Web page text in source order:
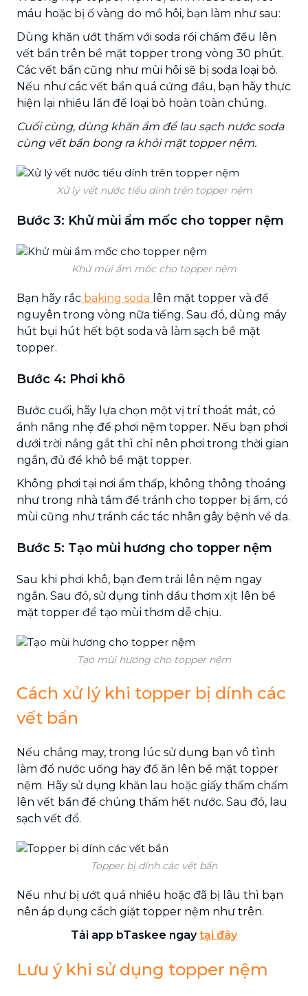
máu hoặc bị ố vàng do mồ hôi, bạn làm như sau:
Dùng khăn ướt thấm với soda rồi chấm đều lên
vết bẩn trên bề mặt topper trong vòng 30 phút.
Các vết bẩn cũng như mùi hôi sẽ bị soda loại bỏ.
Nếu như các vết bẩn quá cứng đầu, bạn hãy thực
hiện lại nhiều lần để loại bỏ hoàn toàn chúng.
Cuối cùng, dùng khăn ẩm để lau sạch nước soda
cùng vết bẩn bong ra khỏi mặt topper nệm.
Xử lý vết nước tiểu dính trên topper nệm
Bước 3: Khử mùi ẩm mốc cho topper nệm
Khử mùi ẩm mốc cho topper nệm
Bạn hãy rắc baking soda lên mặt topper và để
nguyên trong vòng nữa tiếng. Sau đó, dùng máy
hút bụi hút hết bột soda và làm sạch bề mặt
topper.
Bước 4: Phơi khô
Bước cuối, hãy lựa chọn một vị trí thoát mát, có
ánh nắng nhẹ để phơi nệm topper. Nếu bạn phơi
dưới trời nắng gắt thì chỉ nên phơi trong thời gian
ngắn, đủ để khô bề mặt topper.
Không phơi tại nơi ẩm thấp, không thông thoáng
như trong nhà tắm để tránh cho topper bị ẩm, có
mùi cũng như tránh các tác nhân gây bệnh về da.
Bước 5: Tạo mùi hương cho topper nệm
Sau khi phơi khô, bạn đem trải lên nệm ngay
ngắn. Sau đó, sử dụng tinh dầu thơm xịt lên bề
mặt topper để tạo mùi thơm dễ chịu.
Tạo mùi hương cho topper nệm
Cách xử lý khi topper bị dính các
vết bẩn
Nếu chẳng may, trong lúc sử dụng bạn vô tình
làm đổ nước uống hay đồ ăn lên bề mặt topper
nệm. Hãy sử dụng khăn lau hoặc giấy thấm chấm
lên vết bẩn để chúng thấm hết nước. Sau đó, lau
sạch vết đổ.
Topper bị dính các vết bẩn
Nếu như bị ướt quá nhiều hoặc đã bị lâu thì bạn
nên áp dụng cách giặt topper nệm như trên.
Tải app bTaskee ngaytại đây
Lưu ý khi sử dụng topper nệm